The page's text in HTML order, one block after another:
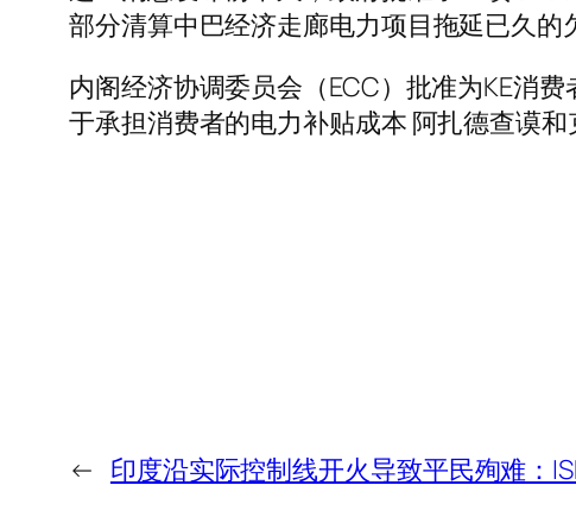
部分清算中巴经济走廊电力项目拖延已久的
内阁经济协调委员会（ECC）批准为KE消
于承担消费者的电力补贴成本 阿扎德查谟和
← 印度沿实际控制线开火导致平民殉难：